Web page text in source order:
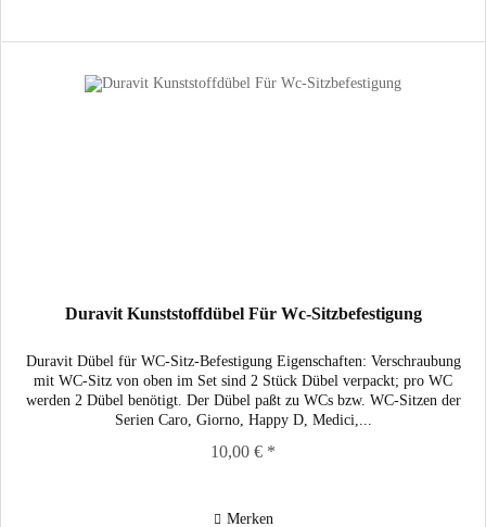
Duravit Kunststoffdübel Für Wc-Sitzbefestigung
Duravit Dübel für WC-Sitz-Befestigung Eigenschaften: Verschraubung
mit WC-Sitz von oben im Set sind 2 Stück Dübel verpackt; pro WC
werden 2 Dübel benötigt. Der Dübel paßt zu WCs bzw. WC-Sitzen der
Serien Caro, Giorno, Happy D, Medici,...
10,00 € *
Merken